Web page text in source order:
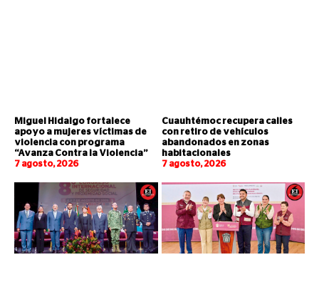
Miguel Hidalgo fortalece
apoyo a mujeres víctimas de
violencia con programa
“Avanza Contra la Violencia”
7 agosto, 2026
Cuauhtémoc recupera calles
con retiro de vehículos
abandonados en zonas
habitacionales
7 agosto, 2026